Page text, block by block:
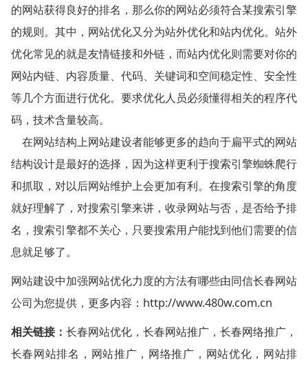
的网站获得良好的排名，那么你的网站必须符合某搜索引擎
的规则。其中，网站优化又分为站外优化和站内优化。站外
优化常见的就是友情链接和外链，而站内优化则需要对你的
网站内链、内容质量、代码、关键词和空间稳定性、安全性
等几个方面进行优化。要求优化人员必须懂得相关的程序代
码，技术含量较高。
在网站结构上网站建设者能够更多的趋向于扁平式的网站
结构设计是最好的选择，因为这样更利于搜索引擎蜘蛛爬行
和抓取，对以后网站维护上会更加有利。在搜索引擎的角度
就好理解了，对搜索引擎来讲，收录网站与否，是否给予排
名，搜索引擎都不关心，只要搜索用户能找到他们需要的信
息就足够了。
网站建设中加强网站优化力度的方法有哪些由同信长春网站
公司为您提供，更多内容：http://www.480w.com.cn
相关链接： 长春网站优化，长春网站推广 ，长春网络推广 ，
长春网站排名 ， 网站推广 ， 网络推广 ， 网站优化 ， 网站排